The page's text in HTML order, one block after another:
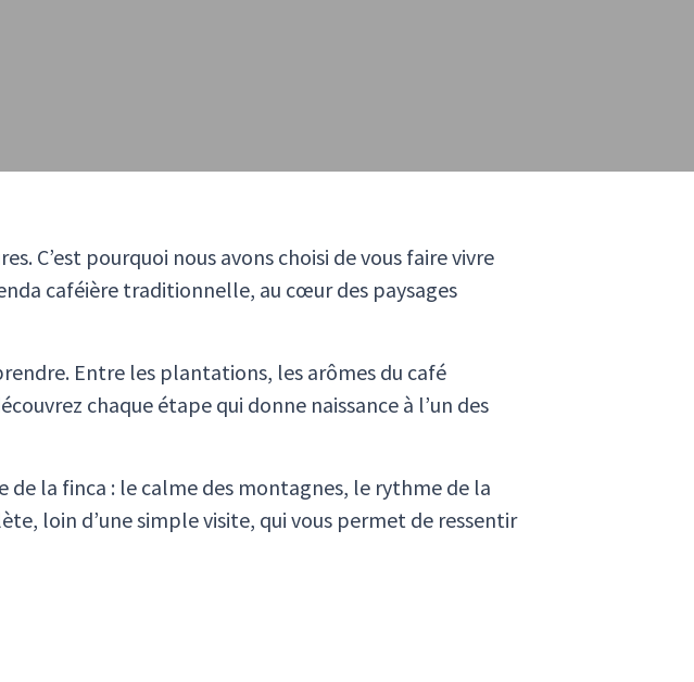
C’est pourquoi nous avons choisi de vous faire vivre
caféière traditionnelle, au cœur des paysages
Entre les plantations, les arômes du café
chaque étape qui donne naissance à l’un des
de la finca : le calme des montagnes, le rythme de la
loin d’une simple visite, qui vous permet de ressentir